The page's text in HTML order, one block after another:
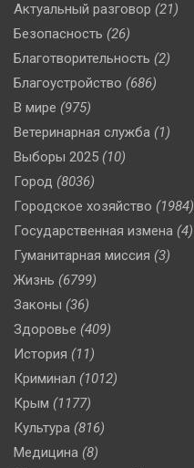
Актуальный разговор (21)
Безопасность (26)
Благотворительность (2)
Благоустройство (686)
В мире (975)
Ветеринарная служба (1)
Выборы 2025 (10)
Город (8036)
Городское хозяйство (1984)
Государственная измена (4)
Гуманитарная миссия (3)
Жизнь (6799)
Законы (36)
Здоровье (409)
История (11)
Криминал (1012)
Крым (1177)
Культура (816)
Медицина (8)